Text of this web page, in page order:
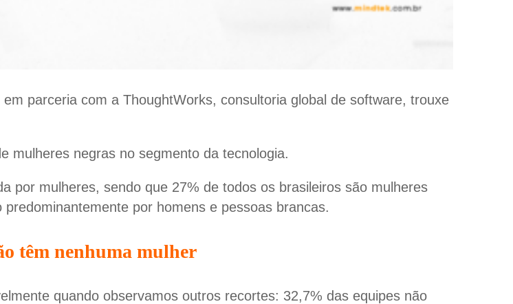
em parceria com a ThoughtWorks, consultoria global de software, trouxe
mulheres negras no segmento da tecnologia.
por mulheres, sendo que 27% de todos os brasileiros são mulheres
por homens e pessoas brancas.
têm nenhuma mulher
quando observamos outros recortes: 32,7% das equipes não